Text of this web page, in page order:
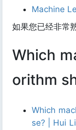
Machine
如果您已经非常
Which
orithm
Which
se? | Hui